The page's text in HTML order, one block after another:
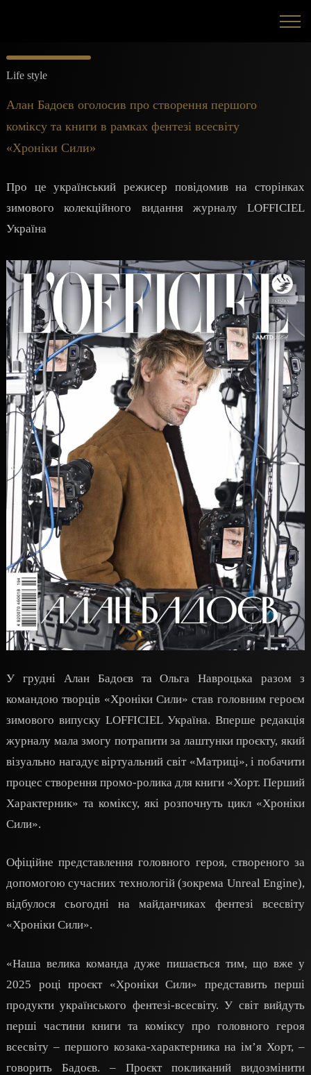
Life style
Алан Бадоєв оголосив про створення першого
коміксу та книги в рамках фентезі всесвіту
«Хроніки Сили»
Про це український режисер повідомив на сторінках
зимового колекційного видання журналу LOFFICIEL
Україна
У грудні Алан Бадоєв та Ольга Навроцька разом з
командою творців «Хроніки Сили» став головним героєм
зимового випуску LOFFICIEL Україна. Вперше редакція
журналу мала змогу потрапити за лаштунки проєкту, який
візуально нагадує віртуальний світ «Матриці», і побачити
процес створення промо-ролика для книги «Хорт. Перший
Характерник» та коміксу, які розпочнуть цикл «Хроніки
Сили».
Офіційне представлення головного героя, створеного за
допомогою сучасних технологій (зокрема Unreal Engine),
відбулося сьогодні на майданчиках фентезі всесвіту
«Хроніки Сили».
«Наша велика команда дуже пишається тим, що вже у
2025 році проєкт «Хроніки Сили» представить перші
продукти українського фентезі-всесвіту. У світ вийдуть
перші частини книги та коміксу про головного героя
всесвіту – першого козака-характерника на ім’я Хорт, –
говорить Бадоєв. – Проєкт покликаний видозмінити